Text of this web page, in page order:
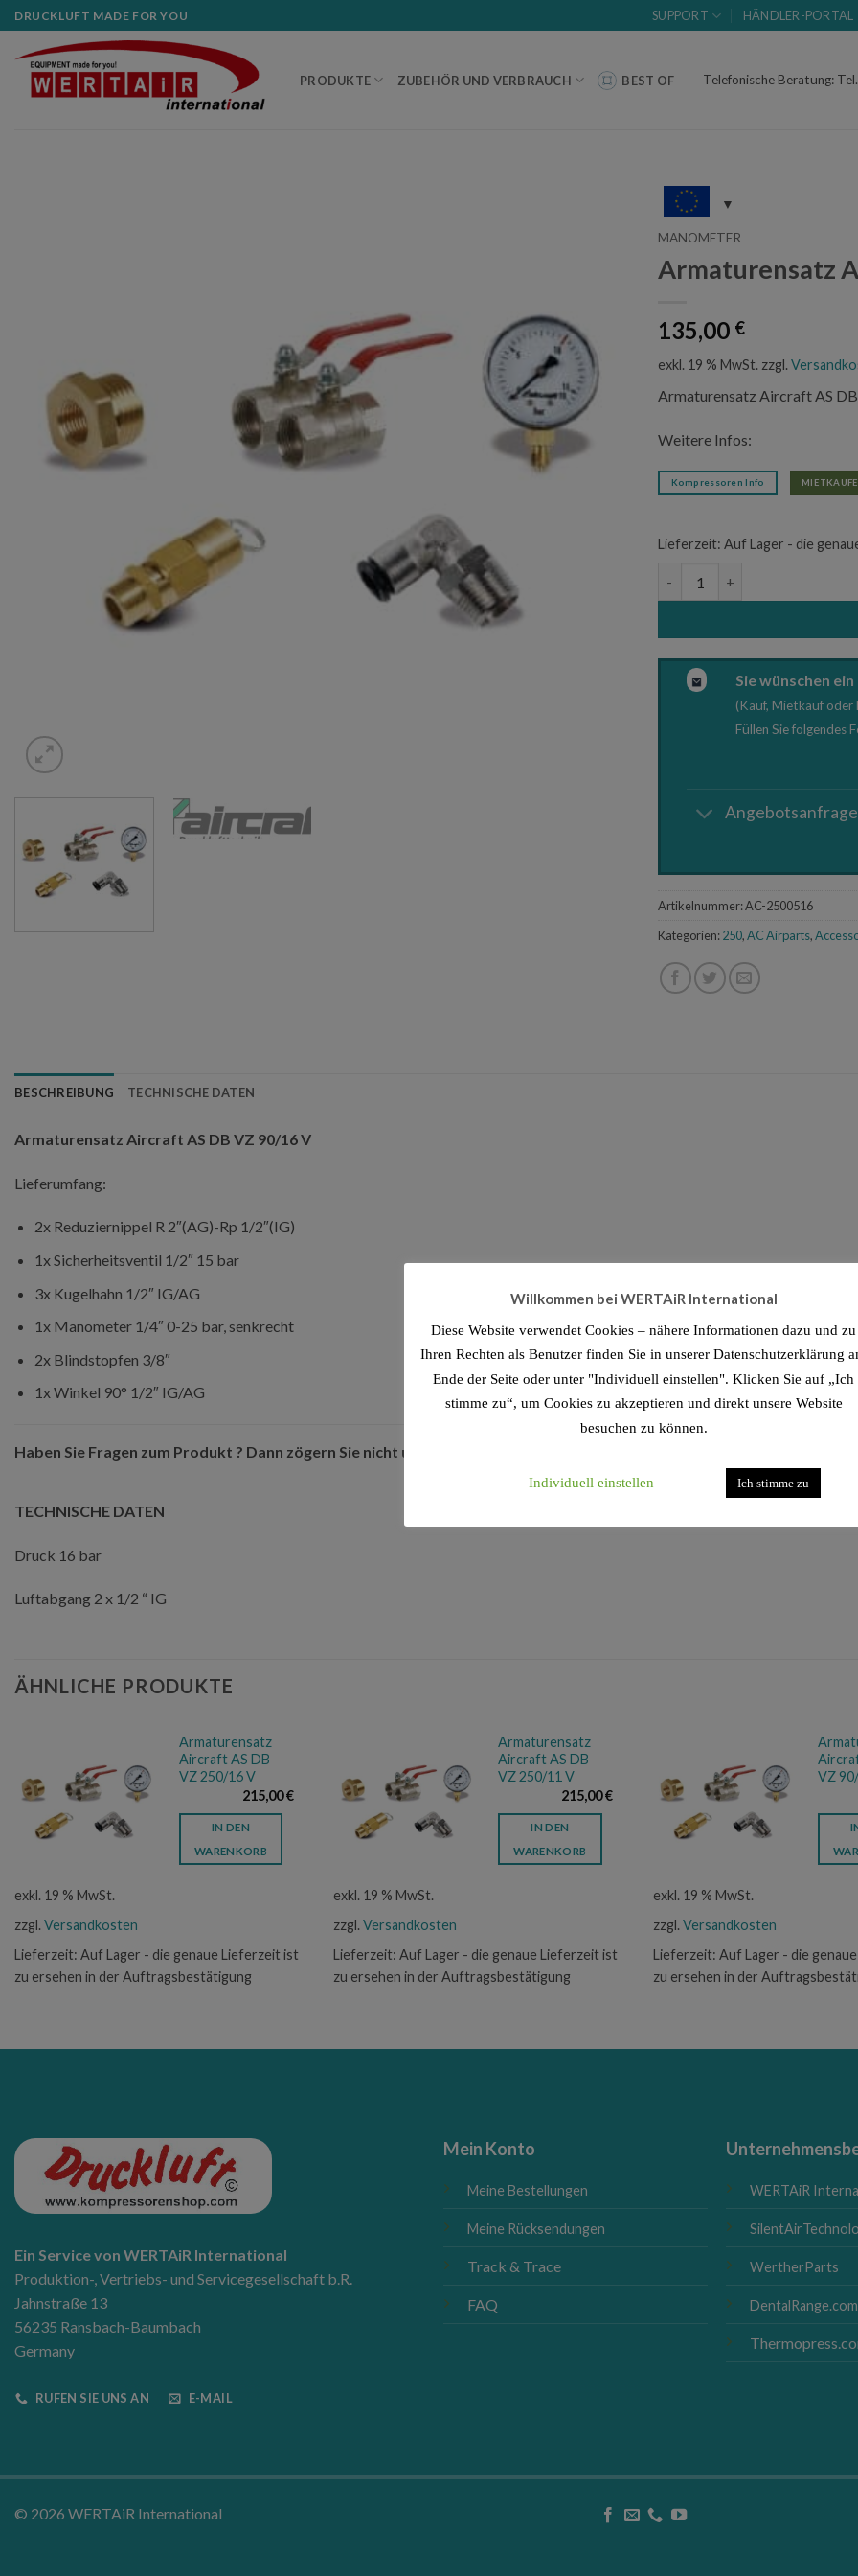
Zum
Inhalt
springen
DRUCKLUFT MADE FOR YOU SUPPORT HÄNDLER-PORTAL
PRODUKTE ZUBEHÖR UND VERBRAUCH BEST OF Telefonische Beratung: Tel.
MANOMETER
Armaturensatz
135,00 €
exkl. 19 % MwSt. zzgl.
Armaturensatz Aircraft AS
Weitere Infos:
Kompressoren Info
Lieferzeit: Auf Lager - die
Sie wünschen
(Kauf, Mietkauf oder
Füllen Sie folgendes
Angebotsanfrage
Artikelnummer:AC-2500516
Kategorien: 250,AC Airparts,
BESCHREIBUNG TECHNISCHE DATEN
Armaturensatz Aircraft AS DB VZ 90/16 V
Lieferumfang:
2x Reduziernippel R 2″(AG)-Rp 1/2″(IG)
1x Sicherheitsventil 1/2″ 15 bar
3x Kugelhahn 1/2″ IG/AG
1x Manometer 1/4″ 0-25 bar, senkrecht
2x Blindstopfen 3/8″
1x Winkel 90° 1/2″ IG/AG
Haben Sie Fragen zum Produkt ? Dann zögern Sie nicht uns zu kontaktieren, auch per Chat.
TECHNISCHE DATEN
Druck 16 bar
Luftabgang 2 x 1/2 “ IG
ÄHNLICHE PRODUKTE
Armaturensatz
Aircraft AS DB
VZ 250/16 V
215,00€
IN DEN
WARENKORB
exkl. 19 % MwSt.
zzgl. Versandkosten
Lieferzeit: Auf Lager - die genaue Lieferzeit ist
zu ersehen in der Auftragsbestätigung
Armaturensatz
Aircraft AS DB
VZ 250/11 V
215,00€
IN DEN
WARENKORB
exkl. 19 % MwSt.
zzgl.Versandkosten
Lieferzeit:Auf Lager - die genaue Lieferzeit ist
zu ersehen in der Auftragsbestätigung
VZ
exkl. 19 % MwSt.
zzgl. Versandkosten
Lieferzeit: Auf Lager - die
zu ersehen in der
Ein Service von WERTAiR International
Produktion-, Vertriebs- und Servicegesellschaft b.R.
Jahnstraße 13
56235 Ransbach-Baumbach
Germany
RUFEN SIE UNS AN E-MAIL
Mein Konto
Meine Bestellungen
Meine Rücksendungen
Track & Trace
FAQ
WERTAiR
WertherParts
DentalRange.com
© 2026 WERTAiR International
Willkommen bei WERTAiR International
Diese Website verwendet Cookies – nähere Informationen dazu und zu
Ihren Rechten als Benutzer finden Sie in unserer Datenschutzerklärung
Ende der Seite oder unter "Individuell einstellen". Klicken Sie auf „Ich
stimme zu“, um Cookies zu akzeptieren und direkt unsere Website
besuchen zu können.
Individuell einstellen Ich stimme zu